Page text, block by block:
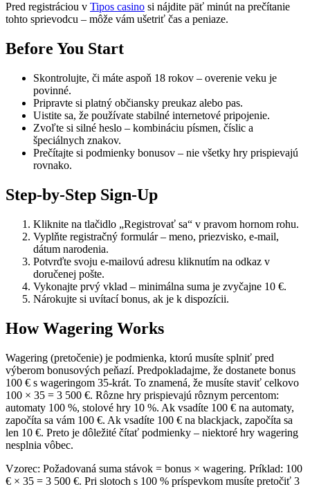
Pred registráciou v Tipos casino si nájdite päť minút na prečítanie
tohto sprievodcu – môže vám ušetriť čas a peniaze.
Before You Start
Skontrolujte, či máte aspoň 18 rokov – overenie veku je
povinné.
Pripravte si platný občiansky preukaz alebo pas.
Uistite sa, že používate stabilné internetové pripojenie.
Zvoľte si silné heslo – kombináciu písmen, číslic a
špeciálnych znakov.
Prečítajte si podmienky bonusov – nie všetky hry prispievajú
rovnako.
Step-by-Step Sign-Up
Kliknite na tlačidlo „Registrovať sa“ v pravom hornom rohu.
Vyplňte registračný formulár – meno, priezvisko, e-mail,
dátum narodenia.
Potvrďte svoju e-mailovú adresu kliknutím na odkaz v
doručenej pošte.
Vykonajte prvý vklad – minimálna suma je zvyčajne 10 €.
Nárokujte si uvítací bonus, ak je k dispozícii.
How Wagering Works
Wagering (pretočenie) je podmienka, ktorú musíte splniť pred
výberom bonusových peňazí. Predpokladajme, že dostanete bonus
100 € s wageringom 35-krát. To znamená, že musíte staviť celkovo
100 × 35 = 3 500 €. Rôzne hry prispievajú rôznym percentom:
automaty 100 %, stolové hry 10 %. Ak vsadíte 100 € na automaty,
započíta sa vám 100 €. Ak vsadíte 100 € na blackjack, započíta sa
len 10 €. Preto je dôležité čítať podmienky – niektoré hry wagering
nesplnia vôbec.
Vzorec: Požadovaná suma stávok = bonus × wagering. Príklad: 100
€ × 35 = 3 500 €. Pri slotoch s 100 % príspevkom musíte pretočiť 3